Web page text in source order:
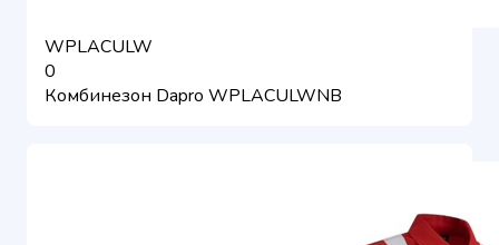
WPLACULW
0
Комбинезон Dapro WPLACULWNB